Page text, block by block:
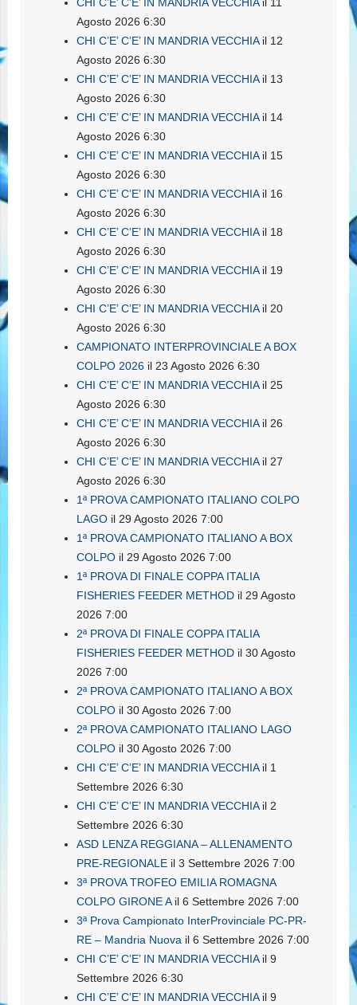
CHI C’E’ C’E’ IN MANDRIA VECCHIAil 11
Agosto 2026 6:30
CHI C’E’ C’E’ IN MANDRIA VECCHIAil 12
Agosto 2026 6:30
CHI C’E’ C’E’ IN MANDRIA VECCHIAil 13
Agosto 2026 6:30
CHI C’E’ C’E’ IN MANDRIA VECCHIAil 14
Agosto 2026 6:30
CHI C’E’ C’E’ IN MANDRIA VECCHIAil 15
Agosto 2026 6:30
CHI C’E’ C’E’ IN MANDRIA VECCHIAil 16
Agosto 2026 6:30
CHI C’E’ C’E’ IN MANDRIA VECCHIAil 18
Agosto 2026 6:30
CHI C’E’ C’E’ IN MANDRIA VECCHIAil 19
Agosto 2026 6:30
CHI C’E’ C’E’ IN MANDRIA VECCHIAil 20
Agosto 2026 6:30
CAMPIONATO INTERPROVINCIALE A BOX
COLPO 2026 il 23 Agosto 2026 6:30
CHI C’E’ C’E’ IN MANDRIA VECCHIAil 25
Agosto 2026 6:30
CHI C’E’ C’E’ IN MANDRIA VECCHIAil 26
Agosto 2026 6:30
CHI C’E’ C’E’ IN MANDRIA VECCHIAil 27
Agosto 2026 6:30
1ª PROVA CAMPIONATO ITALIANO COLPO
LAGO il 29 Agosto 2026 7:00
1ª PROVA CAMPIONATO ITALIANO A BOX
COLPO il 29 Agosto 2026 7:00
1ª PROVA DI FINALE COPPA ITALIA
FISHERIES FEEDER METHOD il 29 Agosto
2026 7:00
2ª PROVA DI FINALE COPPA ITALIA
FISHERIES FEEDER METHOD il 30 Agosto
2026 7:00
2ª PROVA CAMPIONATO ITALIANO A BOX
COLPO il 30 Agosto 2026 7:00
2ª PROVA CAMPIONATO ITALIANO LAGO
COLPO il 30 Agosto 2026 7:00
CHI C’E’ C’E’ IN MANDRIA VECCHIAil 1
Settembre 2026 6:30
CHI C’E’ C’E’ IN MANDRIA VECCHIAil 2
Settembre 2026 6:30
ASD LENZA REGGIANA – ALLENAMENTO
PRE-REGIONALE il 3 Settembre 2026 7:00
3ª PROVA TROFEO EMILIA ROMAGNA
COLPO GIRONE Ail 6 Settembre 2026 7:00
3ª Prova Campionato InterProvinciale PC-PR-
RE – Mandria Nuova il 6 Settembre 2026 7:00
CHI C’E’ C’E’ IN MANDRIA VECCHIAil 9
Settembre 2026 6:30
CHI C’E’ C’E’ IN MANDRIA VECCHIAil 9